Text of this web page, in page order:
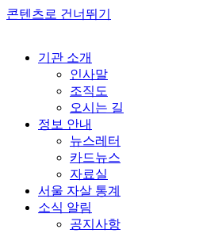
콘텐츠로 건너뛰기
기관 소개
인사말
조직도
오시는 길
정보 안내
뉴스레터
카드뉴스
자료실
서울 자살 통계
소식 알림
공지사항